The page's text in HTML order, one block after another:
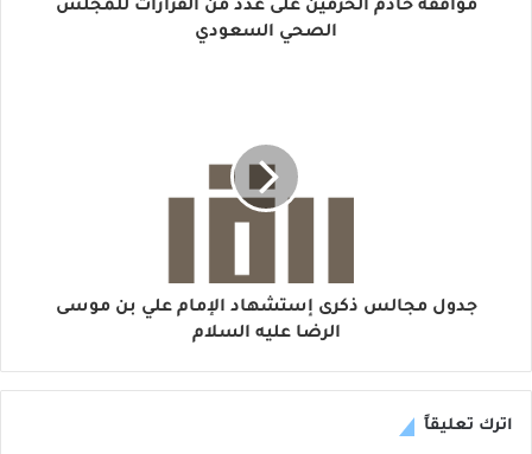
‏موافقة خادم الحرمين على عدد من القرارات للمجلس
الصحي السعودي
جدول مجالس ذكرى إستشهاد الإمام علي بن موسى
الرضا عليه السلام
اترك تعليقاً